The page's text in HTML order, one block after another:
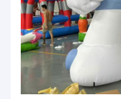
घर
उत्पादों
हमारे बारे में
गुआंगज़ौ कुले मनोरंजन
कुलेगुआंगज़ौ, चीन में एक उत्कृष्ट
उद्योग में लगभग एक दशक की गहरी
पैमाने पर और तर्कसंगत लेआउट
करते हुए, कंपनी शीर्ष inflatable
प्रतिभा के माध्यम से उत्पादों को